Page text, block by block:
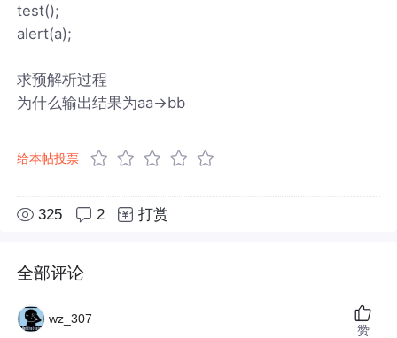
test();
alert(a);
求预解析过程
为什么输出结果为aa→bb
给本帖投票
325 2 打赏
全部评论
wz_307
赞